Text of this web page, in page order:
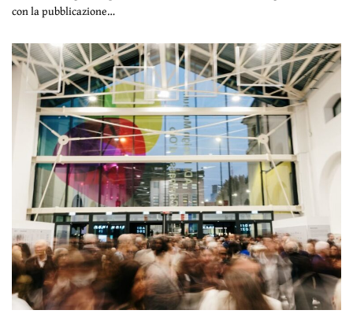
con la pubblicazione…